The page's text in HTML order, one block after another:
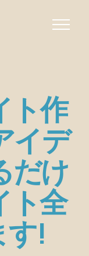
ト作
イデ
だけ
ト全
す!